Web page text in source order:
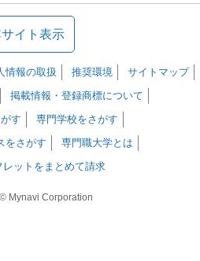
イト表示
情報の取扱 推奨環境
サイトマップ
掲載情報・登録商標について
す
専門学校をさがす
をさがす
専門職大学とは
レットをまとめて請求
Mynavi Corporation